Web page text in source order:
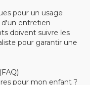
pour un usage
d'un entretien
doivent suivre les
pour garantir une
pour mon enfant ?